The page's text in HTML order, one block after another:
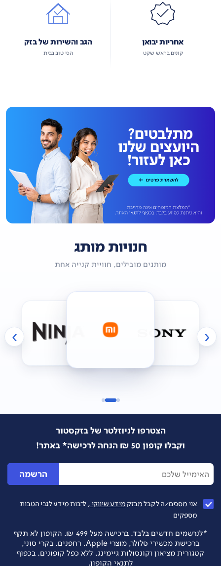
אחריות יבואן
קונים בראש שקט
הגב והשירות של בזק
הכי טוב בבית
חנויות מותג
מותגים מובילים, חוויית קנייה אחת
‹
›
הצטרפו לניוזלטר של בזקסטור
וקבלו קופון 50 ₪ הנחה לרכישה* באתר!
הרשמה
אני מסכים/ה לקבל מבזק מידע שיווקי , לרבות מידע לגבי הטבות
מספקים
*לנרשמים חדשים בלבד. ברכישה מעל 499 ₪. הקופון לא תקף
ברכישת מכשירי סלולר, מוצרי Apple, רחפנים, בקרי סוני,
קטגורית מציאון וקונסולות גיימינג. ללא כפל קופונים. בכפוף
לתנאי הקופון.